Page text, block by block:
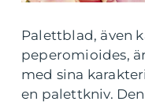
Palettblad, även
peperomioides,
med sina
en palettkniv.